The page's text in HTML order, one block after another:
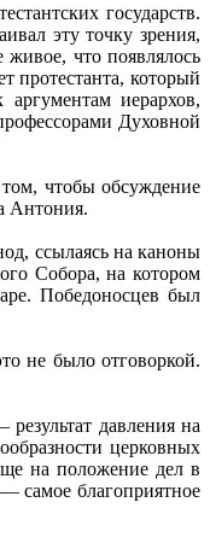
государств.
эту точку зрения,
что появлялось
протестанта, который
иерархов,
Духовной
чтобы обсуждение
Антония.
ссылаясь на каноны
Собора, на котором
Победоносцев был
не было отговоркой.
давления на
церковных
на положение дел в
самое благоприятное